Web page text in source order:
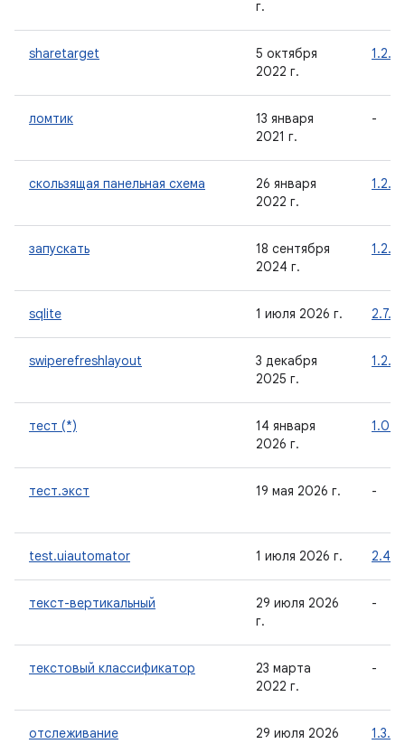
г.
sharetarget
5 октября
2022 г.
1.2.0
ломтик
13 января
2021 г.
-
скользящая панельная схема
26 января
2022 г.
1.2.0
запускать
18 сентября
2024 г.
1.2.0
sqlite 1 июля 2026 г. 2.7.0
swiperefreshlayout
3 декабря
2025 г.
1.2.0
тест (*)
14 января
2026 г.
1.0.1
тест.экст 19 мая 2026 г. -
test.uiautomator 1 июля 2026 г. 2.4.0
текст-вертикальный
29 июля 2026
г.
-
текстовый классификатор
23 марта
2022 г.
-
отслеживание
29 июля 2026
1.3.0